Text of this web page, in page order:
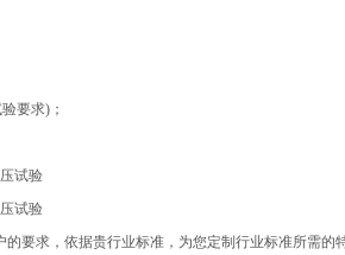
要求)；
试验
试验
要求，依据贵行业标准，为您定制行业标准所需的